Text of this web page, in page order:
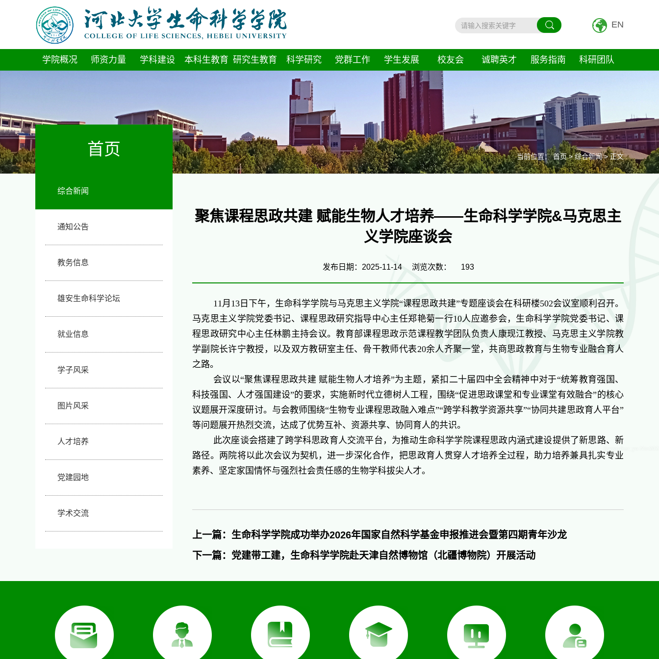
EN
学院概况 师资力量 学科建设 本科生教育 研究生教育 科学研究 党群工作 学生发展 校友会 诚聘英才 服务指南 科研团队
首页
综合新闻
通知公告
教务信息
雄安生命科学论坛
就业信息
学子风采
图片风采
人才培养
党建园地
学术交流
当前位置：首页>综合新闻> 正文
聚焦课程思政共建 赋能生物人才培养——生命科学学院&马克思主
义学院座谈会
发布日期：2025-11-14 浏览次数： 193
11月13日下午，生命科学学院与马克思主义学院“课程思政共建”专题座谈会在科研楼502会议室顺利召开。
马克思主义学院党委书记、课程思政研究指导中心主任郑艳菊一行10人应邀参会，生命科学学院党委书记、课
程思政研究中心主任林鹏主持会议。教育部课程思政示范课程教学团队负责人康现江教授、马克思主义学院教
学副院长许宁教授，以及双方教研室主任、骨干教师代表20余人齐聚一堂，共商思政教育与生物专业融合育人
之路。
会议以“聚焦课程思政共建 赋能生物人才培养”为主题，紧扣二十届四中全会精神中对于“统筹教育强国、
科技强国、人才强国建设”的要求，实施新时代立德树人工程，围绕“促进思政课堂和专业课堂有效融合”的核心
议题展开深度研讨。与会教师围绕“生物专业课程思政融入难点”“跨学科教学资源共享”“协同共建思政育人平台”
等问题展开热烈交流，达成了优势互补、资源共享、协同育人的共识。
此次座谈会搭建了跨学科思政育人交流平台，为推动生命科学学院课程思政内涵式建设提供了新思路、新
路径。两院将以此次会议为契机，进一步深化合作，把思政育人贯穿人才培养全过程，助力培养兼具扎实专业
素养、坚定家国情怀与强烈社会责任感的生物学科拔尖人才。
上一篇：生命科学学院成功举办2026年国家自然科学基金申报推进会暨第四期青年沙龙
下一篇：党建带工建，生命科学学院赴天津自然博物馆（北疆博物院）开展活动